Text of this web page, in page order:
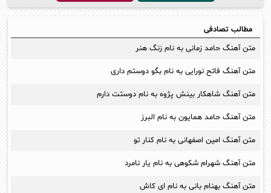
مطالب تصادفی
متن آهنگ حامد زمانی به نام زنگ هنر
متن آهنگ فاتح نورایی به نام بگو دوستم داری
متن آهنگ شاهکار بینش پژوه به نام دوستت دارم
متن آهنگ حامد همایون به نام البرز
متن آهنگ امین اصفهانی به نام کنار تو
متن آهنگ شهرام شکوهی به نام یار نامرد
متن آهنگ بهنام بانی به نام ای کاش